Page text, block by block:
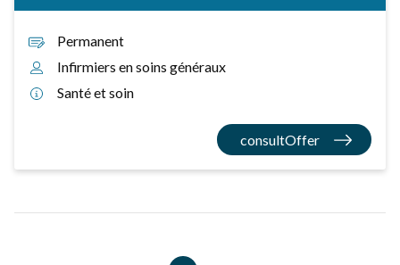
Permanent
Infirmiers en soins généraux
Santé et soin
consultOffer